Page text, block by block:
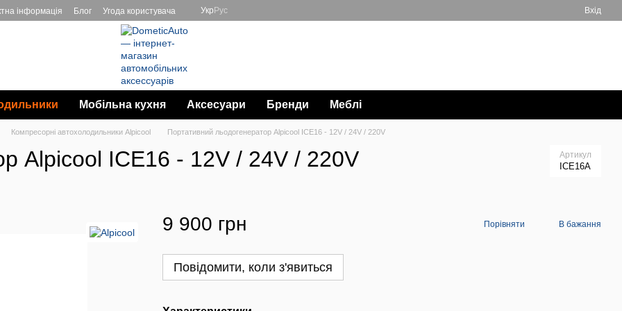
інформація Блог Угода користувача Укр Рус Вхід
Мобільна кухня Аксесуари Бренди Меблі
Компресорні автохолодильники Alpicool Портативний льодогенератор Alpicool ICE16 - 12V / 24V / 220V
Alpicool ICE16 - 12V / 24V / 220V Артикул
ICE16A
9 900 грн Порівняти В бажання
Повідомити, коли з'явиться